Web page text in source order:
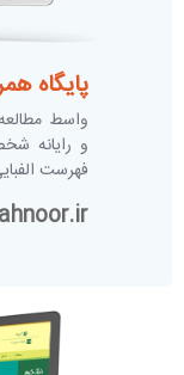
پایگاه
واسط
و رایانه
فهرست